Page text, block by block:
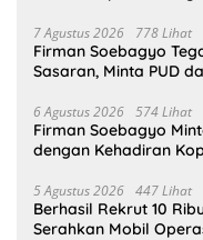
7 Agustus 2026 778 Lihat
Firman Soebagyo
Sasaran, Minta PUD
6 Agustus 2026 574 Lihat
Firman Soebagyo
dengan Kehadiran
5 Agustus 2026 447 Lihat
Berhasil Rekrut 10
Serahkan Mobil